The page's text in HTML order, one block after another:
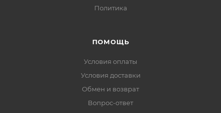
Политика
ПОМОЩЬ
Условия оплаты
Условия доставки
Обмен и возврат
Вопрос-ответ